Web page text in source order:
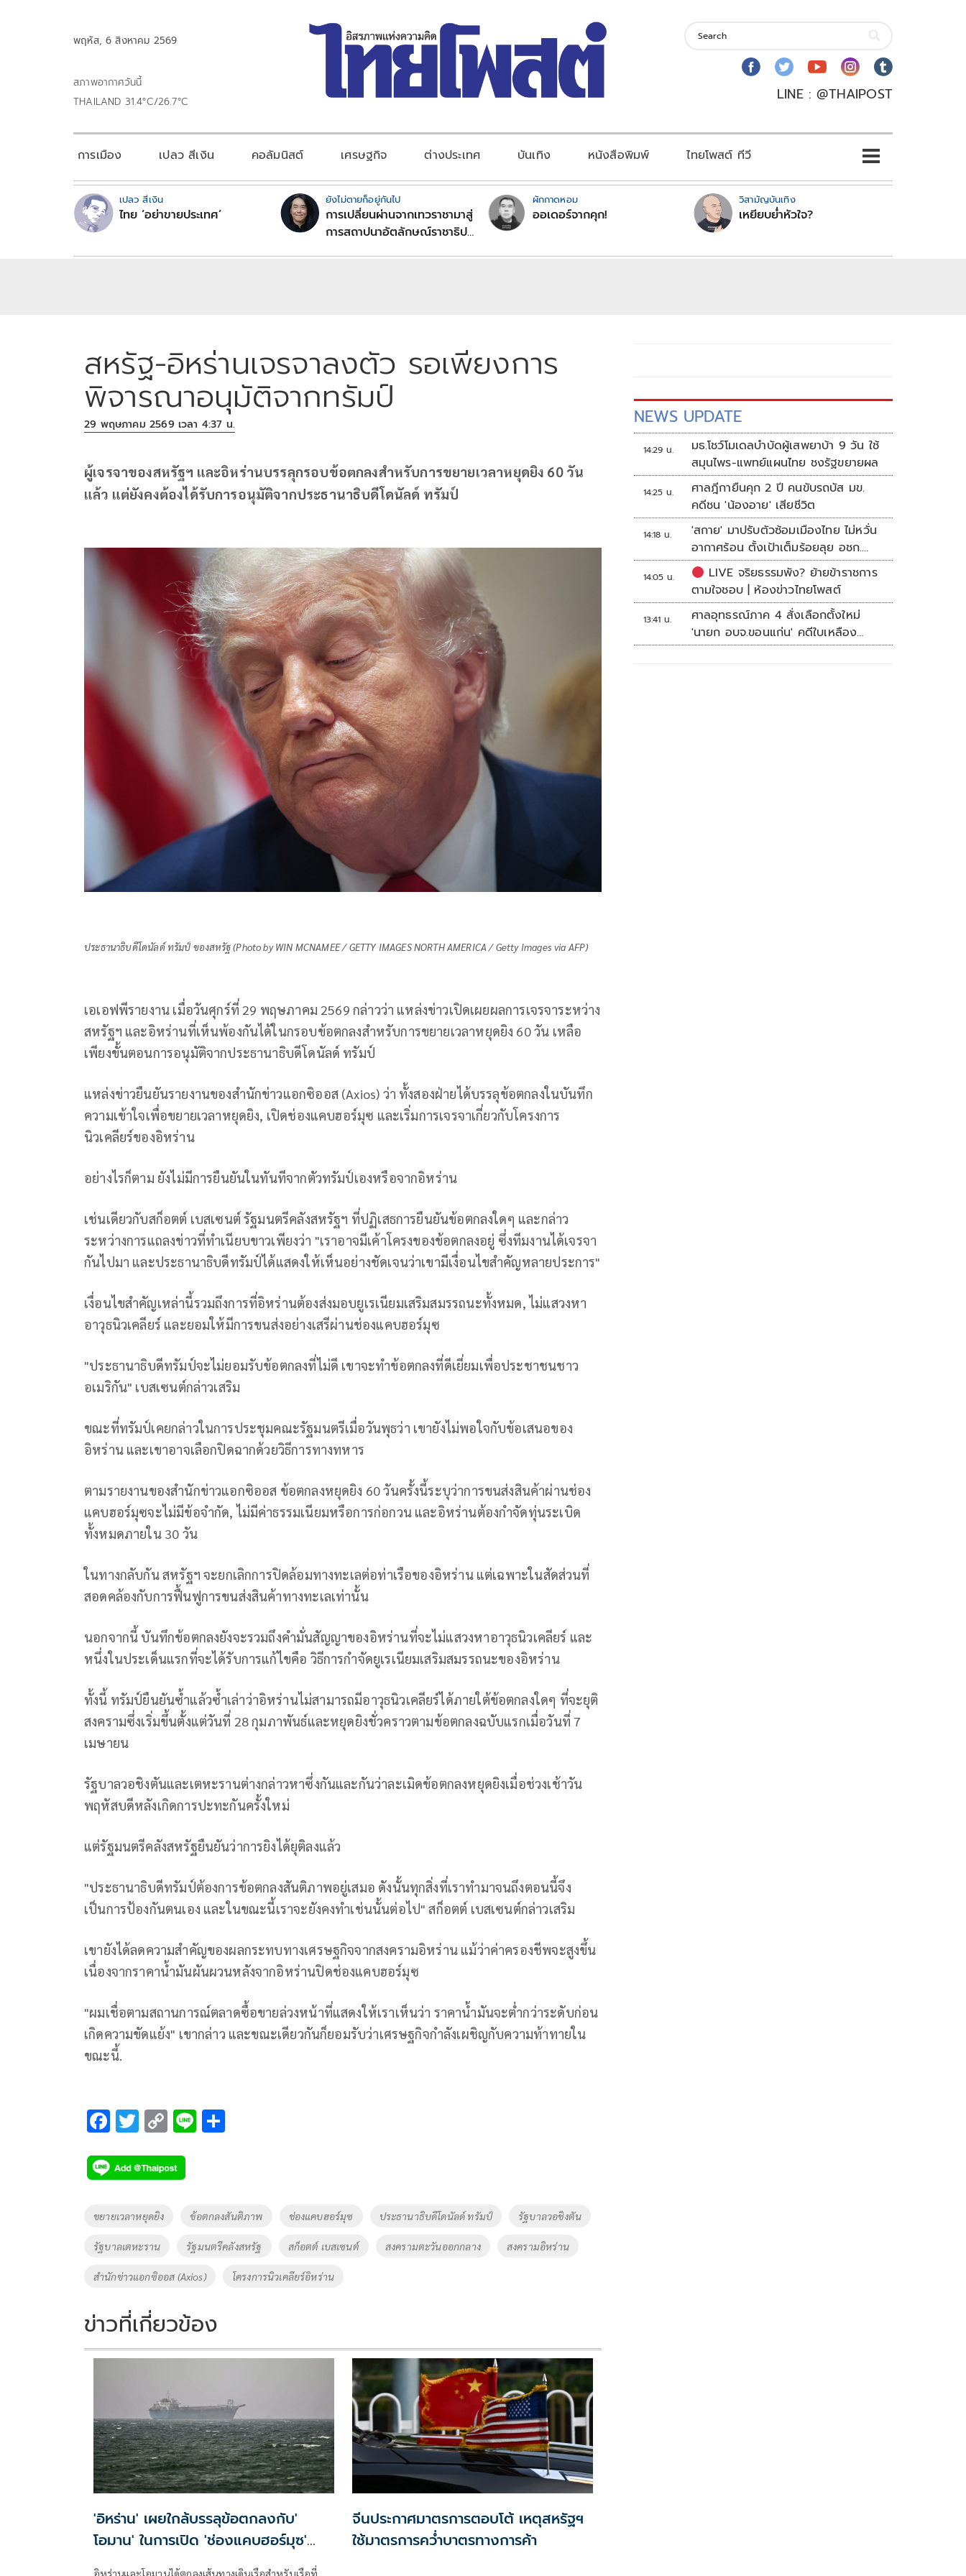
พฤหัส, 6 สิงหาคม 2569
สภาพอากาศวันนี้
THAILAND 31.4°C/26.7°C
LINE : @THAIPOST
การเมือง เปลว สีเงิน คอลัมนิสต์ เศรษฐกิจ ต่างประเทศ บันเทิง หนังสือพิมพ์ ไทยโพสต์ ทีวี
เปลว สีเงิน
ไทย ‘อย่าขายประเทศ’
ยังไม่ตายก็อยู่กันไป
การเปลี่ยนผ่านจากเทวราชามาสู่
การสถาปนาอัตลักษณ์ราชาธิป
ผักกาดหอม
ออเดอร์จากคุก!
วิสามัญบันเทิง
เหยียบย่ำหัวใจ?
สหรัฐ-อิหร่านเจรจาลงตัว รอเพียงการ
พิจารณาอนุมัติจากทรัมป์
29 พฤษภาคม 2569 เวลา 4:37 น.
ผู้เจรจาของสหรัฐฯ และอิหร่านบรรลุกรอบข้อตกลงสำหรับการขยายเวลาหยุดยิง 60 วัน
แล้ว แต่ยังคงต้องได้รับการอนุมัติจากประธานาธิบดีโดนัลด์ ทรัมป์
ประธานาธิบดีโดนัลด์ ทรัมป์ ของสหรัฐ (Photo by WIN MCNAMEE / GETTY IMAGES NORTH AMERICA / Getty Images via AFP)
เอเอฟพีรายงาน เมื่อวันศุกร์ที่ 29 พฤษภาคม 2569 กล่าวว่า แหล่งข่าวเปิดเผยผลการเจรจาระหว่าง
สหรัฐฯ และอิหร่านที่เห็นพ้องกันได้ในกรอบข้อตกลงสำหรับการขยายเวลาหยุดยิง 60 วัน เหลือ
เพียงขั้นตอนการอนุมัติจากประธานาธิบดีโดนัลด์ ทรัมป์
แหล่งข่าวยืนยันรายงานของสำนักข่าวแอกซิออส (Axios) ว่า ทั้งสองฝ่ายได้บรรลุข้อตกลงในบันทึก
ความเข้าใจเพื่อขยายเวลาหยุดยิง, เปิดช่องแคบฮอร์มุซ และเริ่มการเจรจาเกี่ยวกับโครงการ
นิวเคลียร์ของอิหร่าน
อย่างไรก็ตาม ยังไม่มีการยืนยันในทันทีจากตัวทรัมป์เองหรือจากอิหร่าน
เช่นเดียวกับสก็อตต์ เบสเซนต์ รัฐมนตรีคลังสหรัฐฯ ที่ปฏิเสธการยืนยันข้อตกลงใดๆ และกล่าว
ระหว่างการแถลงข่าวที่ทำเนียบขาวเพียงว่า "เราอาจมีเค้าโครงของข้อตกลงอยู่ ซึ่งทีมงานได้เจรจา
กันไปมา และประธานาธิบดีทรัมป์ได้แสดงให้เห็นอย่างชัดเจนว่าเขามีเงื่อนไขสำคัญหลายประการ"
เงื่อนไขสำคัญเหล่านี้รวมถึงการที่อิหร่านต้องส่งมอบยูเรเนียมเสริมสมรรถนะทั้งหมด, ไม่แสวงหา
อาวุธนิวเคลียร์ และยอมให้มีการขนส่งอย่างเสรีผ่านช่องแคบฮอร์มุซ
"ประธานาธิบดีทรัมป์จะไม่ยอมรับข้อตกลงที่ไม่ดี เขาจะทำข้อตกลงที่ดีเยี่ยมเพื่อประชาชนชาว
อเมริกัน" เบสเซนต์กล่าวเสริม
ขณะที่ทรัมป์เคยกล่าวในการประชุมคณะรัฐมนตรีเมื่อวันพุธว่า เขายังไม่พอใจกับข้อเสนอของ
อิหร่าน และเขาอาจเลือกปิดฉากด้วยวิธีการทางทหาร
ตามรายงานของสำนักข่าวแอกซิออส ข้อตกลงหยุดยิง 60 วันครั้งนี้ระบุว่าการขนส่งสินค้าผ่านช่อง
แคบฮอร์มุซจะไม่มีข้อจำกัด, ไม่มีค่าธรรมเนียมหรือการก่อกวน และอิหร่านต้องกำจัดทุ่นระเบิด
ทั้งหมดภายใน 30 วัน
ในทางกลับกัน สหรัฐฯ จะยกเลิกการปิดล้อมทางทะเลต่อท่าเรือของอิหร่าน แต่เฉพาะในสัดส่วนที่
สอดคล้องกับการฟื้นฟูการขนส่งสินค้าทางทะเลเท่านั้น
นอกจากนี้ บันทึกข้อตกลงยังจะรวมถึงคำมั่นสัญญาของอิหร่านที่จะไม่แสวงหาอาวุธนิวเคลียร์ และ
หนึ่งในประเด็นแรกที่จะได้รับการแก้ไขคือ วิธีการกำจัดยูเรเนียมเสริมสมรรถนะของอิหร่าน
ทั้งนี้ ทรัมป์ยืนยันซ้ำแล้วซ้ำเล่าว่าอิหร่านไม่สามารถมีอาวุธนิวเคลียร์ได้ภายใต้ข้อตกลงใดๆ ที่จะยุติ
สงครามซึ่งเริ่มขึ้นตั้งแต่วันที่ 28 กุมภาพันธ์และหยุดยิงชั่วคราวตามข้อตกลงฉบับแรกเมื่อวันที่ 7
เมษายน
รัฐบาลวอชิงตันและเตหะรานต่างกล่าวหาซึ่งกันและกันว่าละเมิดข้อตกลงหยุดยิงเมื่อช่วงเช้าวัน
พฤหัสบดีหลังเกิดการปะทะกันครั้งใหม่
แต่รัฐมนตรีคลังสหรัฐยืนยันว่าการยิงได้ยุติลงแล้ว
"ประธานาธิบดีทรัมป์ต้องการข้อตกลงสันติภาพอยู่เสมอ ดังนั้นทุกสิ่งที่เราทำมาจนถึงตอนนี้จึง
เป็นการป้องกันตนเอง และในขณะนี้เราจะยังคงทำเช่นนั้นต่อไป" สก็อตต์ เบสเซนต์กล่าวเสริม
เขายังได้ลดความสำคัญของผลกระทบทางเศรษฐกิจจากสงครามอิหร่าน แม้ว่าค่าครองชีพจะสูงขึ้น
เนื่องจากราคาน้ำมันผันผวนหลังจากอิหร่านปิดช่องแคบฮอร์มุซ
"ผมเชื่อตามสถานการณ์ตลาดซื้อขายล่วงหน้าที่แสดงให้เราเห็นว่า ราคาน้ำมันจะต่ำกว่าระดับก่อน
เกิดความขัดแย้ง" เขากล่าว และขณะเดียวกันก็ยอมรับว่าเศรษฐกิจกำลังเผชิญกับความท้าทายใน
ขณะนี้.
F
e
b
o
k
T
tt
er
C
p
y
Li
Tags
ขยายเวลาหยุดยิง ข้อตกลงสันติภาพ ช่องแคบฮอร์มุซ ประธานาธิบดีโดนัลด์ ทรัมป์ รัฐบาลวอชิงตัน
รัฐบาลเตหะราน รัฐมนตรีคลังสหรัฐ สก็อตต์ เบสเซนต์ สงครามตะวันออกกลาง สงครามอิหร่าน
สำนักข่าวแอกซิออส (Axios) โครงการนิวเคลียร์อิหร่าน
ข่าวที่เกี่ยวข้อง
'อิหร่าน' เผยใกล้บรรลุข้อตกลงกับ'
โอมาน' ในการเปิด 'ช่องแคบฮอร์มุซ'
แล้ว แต่การเปิดขึ้นอยู่กับสหรัฐฯ
จีนประกาศมาตรการตอบโต้ เหตุสหรัฐฯ
ใช้มาตรการคว่ำบาตรทางการค้า
NEWS UPDATE
14:29 น.
มธ.โชว์โมเดลบำบัดผู้เสพยาบ้า 9 วัน ใช้
สมุนไพร-แพทย์แผนไทย ชงรัฐขยายผล
14:25 น.
ศาลฎีกายืนคุก 2 ปี คนขับรถบัส มข.
คดีชน 'น้องอาย' เสียชีวิต
14:18 น.
'สกาย' มาปรับตัวซ้อมเมืองไทย ไม่หวั่น
อากาศร้อน ตั้งเป้าเต็มร้อยลุย อชก.
2026
14:05 น.
LIVE จริยธรรมพัง? ย้ายข้าราชการ
ตามใจชอบ | ห้องข่าวไทยโพสต์
13:41 น.
ศาลอุทธรณ์ภาค 4 สั่งเลือกตั้งใหม่
'นายก อบจ.ขอนแก่น' คดีใบเหลือง
'วัฒนา ช่างเหลา'